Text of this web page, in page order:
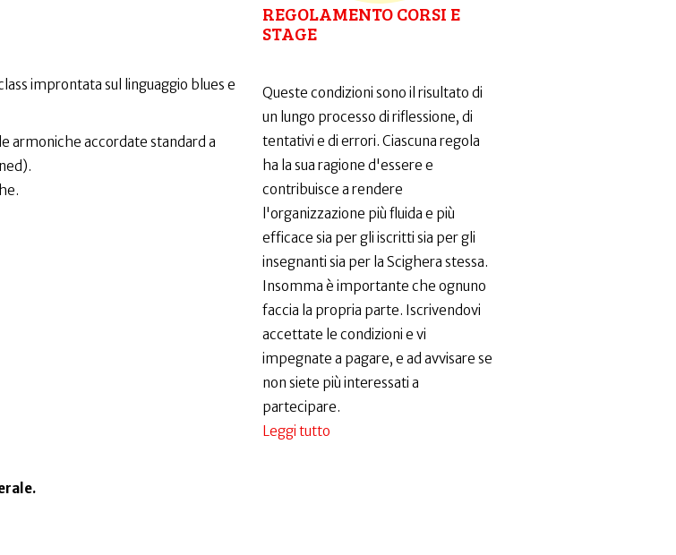
improntata sul linguaggio blues e
armoniche accordate standard a
REGOLAMENTO CORSI E
STAGE
Queste condizioni sono il risultato di
un lungo processo di riflessione, di
tentativi e di errori. Ciascuna regola
ha la sua ragione d'essere e
contribuisce a rendere
l'organizzazione più fluida e più
efficace sia per gli iscritti sia per gli
insegnanti sia per la Scighera stessa.
Insomma è importante che ognuno
faccia la propria parte. Iscrivendovi
accettate le condizioni e vi
impegnate a pagare, e ad avvisare se
non siete più interessati a
partecipare.
Leggi tutto